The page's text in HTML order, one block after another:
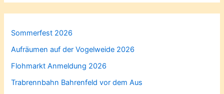
Sommerfest 2026
Aufräumen auf der Vogelweide 2026
Flohmarkt Anmeldung 2026
Trabrennbahn Bahrenfeld vor dem Aus